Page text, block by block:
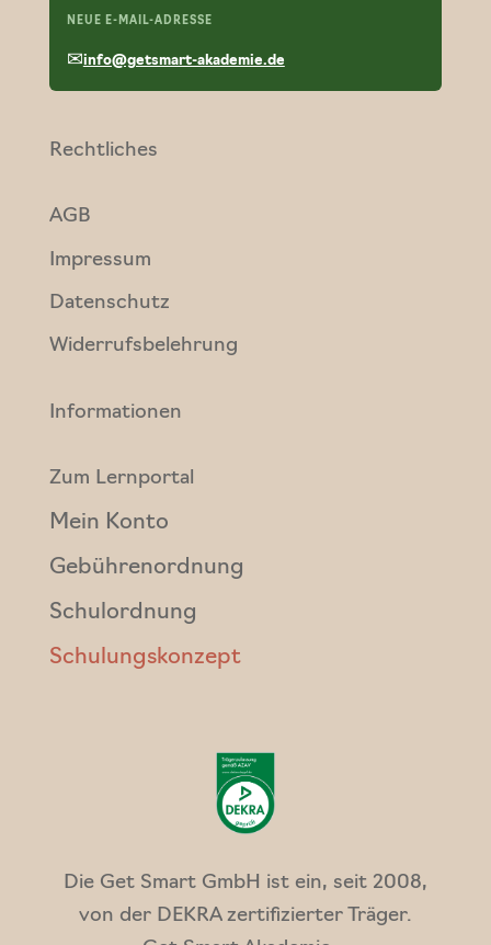
NEUE E-MAIL-ADRESSE
✉info@getsmart-akademie.de
Rechtliches
AGB
Impressum
Datenschutz
Widerrufsbelehrung
Informationen
Zum Lernportal
Mein Konto
Gebührenordnung
Schulordnung
Schulungskonzept
Die Get Smart GmbH ist ein, seit 2008,
von der DEKRA zertifizierter Träger.